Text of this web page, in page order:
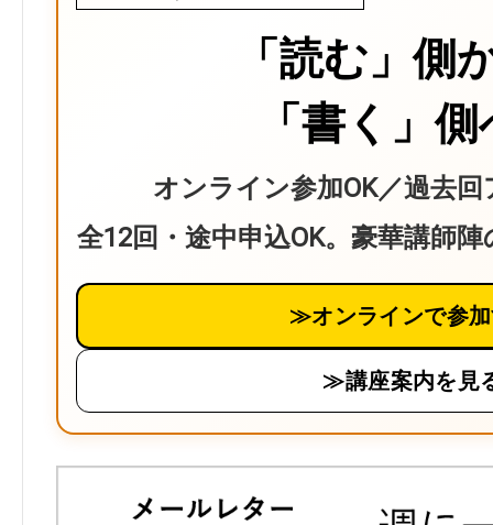
「読む」側
「書く」
オンライン参加OK／過去
全12回・途中申込OK。豪華講師
≫オンラインで参
≫講座案内を見